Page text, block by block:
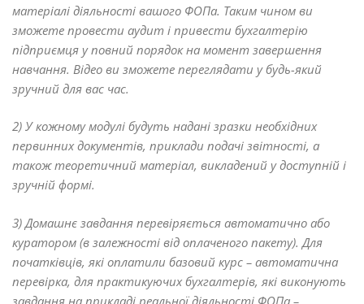
матеріалі діяльності вашого ФОПа. Таким чином ви
зможете провести аудит і привести бухгалтерію
підприємця у повний порядок на момент завершення
навчання. Відео ви зможете переглядати у будь-який
зручний для вас час.
2) У кожному модулі будуть надані зразки необхідних
первинних документів, приклади подачі звітності, а
також теоретичний матеріал, викладений у доступній і
зручній формі.
3) Домашнє завдання перевіряється автоматично або
куратором (в залежності від оплаченого пакету). Для
початківців, які оплатили базовий курс – автоматична
перевірка, для практикуючих бухгалтерів, які виконують
завдання на прикладі реальної діяльності ФОПа –